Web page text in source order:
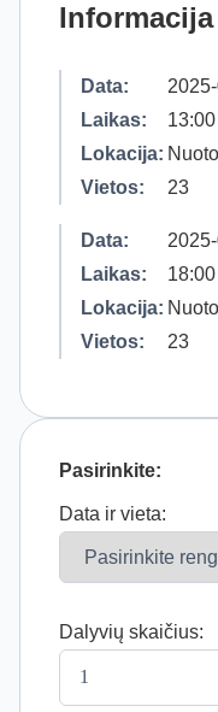
Informacija
Data:
Laikas:
Lokacija:
Vietos:
23
Data:
Laikas:
Lokacija:
Vietos:
23
Pasirinkite:
Data ir vieta:
Dalyvių skaičius: